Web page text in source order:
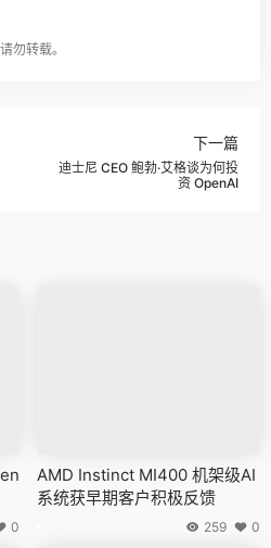
勿转载。
下一篇
迪士尼 CEO 鲍勃·艾格谈为何投
资 OpenAI
0
AMD Instinct MI400 机架级AI
系统获早期客户积极反馈
259 0